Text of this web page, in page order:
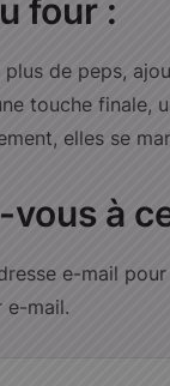
four :
de peps,
touche finale,
elles se
à
e-mail
e-mail.